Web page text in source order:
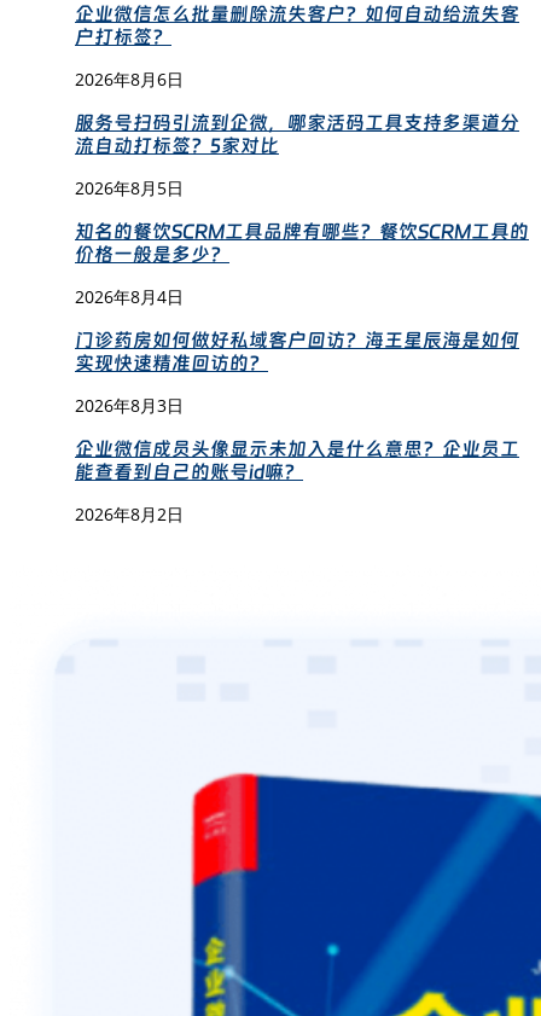
企业微信怎么批量删除流失客户？如何自动给流失客
户打标签？
2026年8月6日
服务号扫码引流到企微，哪家活码工具支持多渠道分
流自动打标签？5家对比
2026年8月5日
知名的餐饮SCRM工具品牌有哪些？餐饮SCRM工具的
价格一般是多少？
2026年8月4日
门诊药房如何做好私域客户回访？海王星辰海是如何
实现快速精准回访的？
2026年8月3日
企业微信成员头像显示未加入是什么意思？企业员工
能查看到自己的账号id嘛？
2026年8月2日